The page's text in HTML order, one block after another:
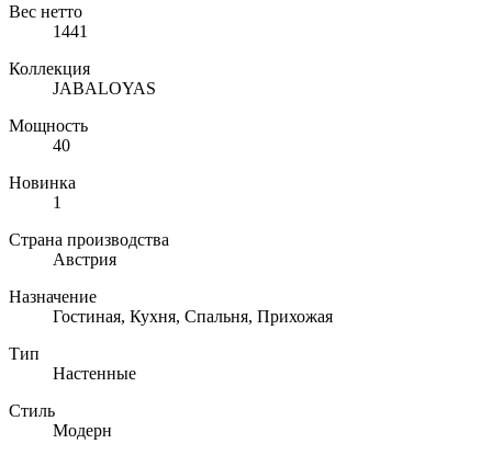
Вес нетто
1441
Коллекция
JABALOYAS
Мощность
40
Новинка
1
Страна производства
Австрия
Назначение
Гостиная, Кухня, Спальня, Прихожая
Тип
Настенные
Стиль
Модерн